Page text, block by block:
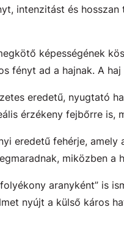
intenzitást és
képességének
fényt ad a hajnak. A
eredetű, nyugtató
érzékeny fejbőrre is,
eredetű fehérje,
miközben a
aranyként” is
nyújt a külső káros